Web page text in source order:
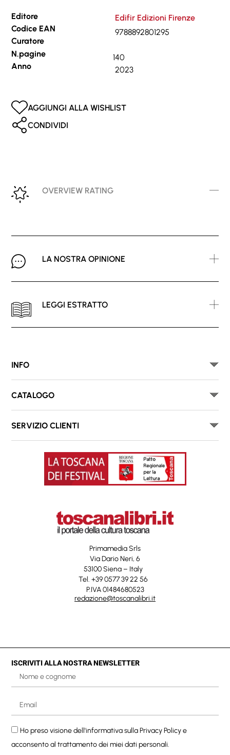
Editore
Edifir Edizioni Firenze
Codice EAN
9788892801295
Curatore
N.pagine
140
Anno
2023
AGGIUNGI ALLA WISHLIST
CONDIVIDI
OVERVIEW RATING
LA NOSTRA OPINIONE
LEGGI ESTRATTO
INFO
CATALOGO
SERVIZIO CLIENTI
Primamedia Srls
Via Dario Neri, 6
53100 Siena – Italy
Tel. +39 0577 39 22 56
P.IVA 01484680523
redazione@toscanalibri.it
ISCRIVITI ALLA NOSTRA NEWSLETTER
Ho preso visione dell'informativa sullaPrivacy Policye
acconsento al trattamento dei miei dati personali.